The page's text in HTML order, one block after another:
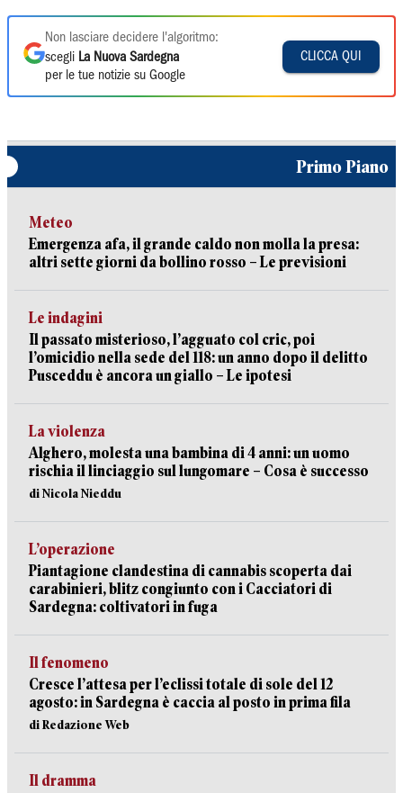
Non lasciare decidere l'algoritmo:
scegli La Nuova Sardegna
per le tue notizie su Google
CLICCA QUI
Primo Piano
Meteo
Emergenza afa, il grande caldo non molla la presa:
altri sette giorni da bollino rosso – Le previsioni
Le indagini
Il passato misterioso, l’agguato col cric, poi
l’omicidio nella sede del 118: un anno dopo il delitto
Pusceddu è ancora un giallo – Le ipotesi
La violenza
Alghero, molesta una bambina di 4 anni: un uomo
rischia il linciaggio sul lungomare – Cosa è successo
di Nicola Nieddu
L’operazione
Piantagione clandestina di cannabis scoperta dai
carabinieri, blitz congiunto con i Cacciatori di
Sardegna: coltivatori in fuga
Il fenomeno
Cresce l’attesa per l’eclissi totale di sole del 12
agosto: in Sardegna è caccia al posto in prima fila
di Redazione Web
Il dramma